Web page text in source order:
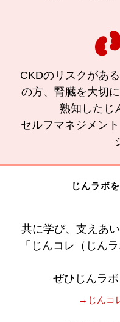
CKDのリスクがあ
の方、腎臓を大切
熟知したじ
セルフマネジメン
じんラボ
共に学び、支えあ
「じんコレ（じん
ぜひじんラ
→じんコ